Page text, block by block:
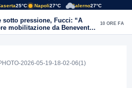
25°C Napoli27°C Salerno27°C
sotto pressione, Fucci: “A
mobilitazione da Benevento
10 ORE FA
2026-05-19-18-02-06(1)